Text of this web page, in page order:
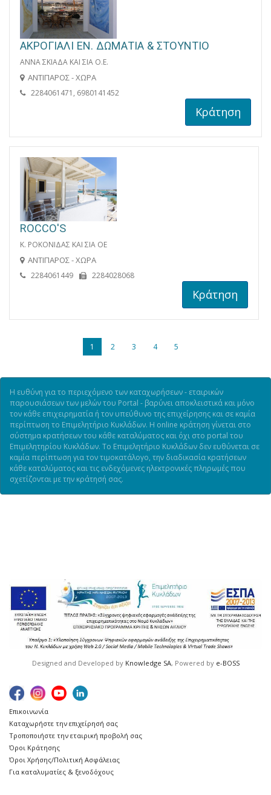
ΑΚΡΟΓΙΑΛΙ ΕΝ. ΔΩΜΑΤΙΑ & ΣΤΟΥΝΤΙΟ
ΑΝΝΑ ΣΚΙΑΔΑ ΚΑΙ ΣΙΑ Ο.Ε.
ΑΝΤΙΠΑΡΟΣ - ΧΩΡΑ
2284061471, 6980141452
Κράτηση
ROCCO'S
K. ΡΟΚΟΝΙΔΑΣ ΚΑΙ ΣΙΑ ΟΕ
ΑΝΤΙΠΑΡΟΣ - ΧΩΡΑ
2284061449 2284028068
Κράτηση
1 2 3 4 5
Η ευθύνη για το περιεχόμενο των καταχωρήσεων - εταιρικών
παρουσιάσεων των μελών του Portal - βαρύνει αποκλειστικά και μόνο
τον κάθε επιχειρηματία ή τον υπεύθυνο της επιχείρησης και σε καμία
περίπτωση το Επιμελητήριο Κυκλάδων. Η online κράτηση γίνεται στο
σύστημα κρατήσεων του κάθε καταλύματος και όχι στο portal του
Επιμελητηρίου Κυκλάδων. Το Επιμελητήριο Κυκλάδων δεν ευθύνεται σε
καμία περίπτωση για τον τιμοκατάλογο, την διαδικασία κρατήσεων
κάθε καταλύματος και τις ενδεχόμενες ηλεκτρονικές πληρωμές που
σχετίζονται με την κράτησή σας.
Designed and Developed by Knowledge SA, Powered by e-BOSS
Επικοινωνία
Καταχωρήστε την επιχείρησή σας
Τροποποιήστε την εταιρική προβολή σας
Όροι Κράτησης
Όροι Χρήσης/Πολιτική Ασφάλειας
Για καταλυματίες & ξενοδόχους